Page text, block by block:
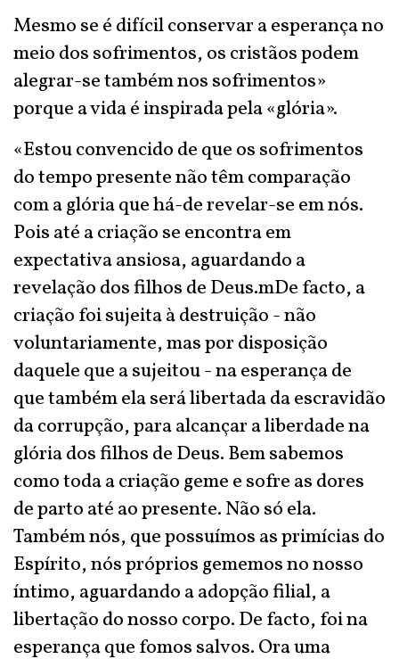
Mesmo se é difícil conservar a esperança no
meio dos sofrimentos, os cristãos podem
alegrar-se também nos sofrimentos»
porque a vida é inspirada pela «glória».
«Estou convencido de que os sofrimentos
do tempo presente não têm comparação
com a glória que há-de revelar-se em nós.
Pois até a criação se encontra em
expectativa ansiosa, aguardando a
revelação dos filhos de Deus.mDe facto, a
criação foi sujeita à destruição - não
voluntariamente, mas por disposição
daquele que a sujeitou - na esperança de
que também ela será libertada da escravidão
da corrupção, para alcançar a liberdade na
glória dos filhos de Deus. Bem sabemos
como toda a criação geme e sofre as dores
de parto até ao presente. Não só ela.
Também nós, que possuímos as primícias do
Espírito, nós próprios gememos no nosso
íntimo, aguardando a adopção filial, a
libertação do nosso corpo. De facto, foi na
esperança que fomos salvos. Ora uma